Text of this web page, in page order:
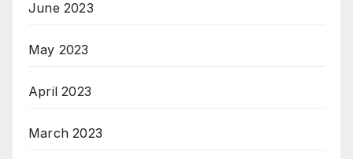
June 2023
May 2023
April 2023
March 2023